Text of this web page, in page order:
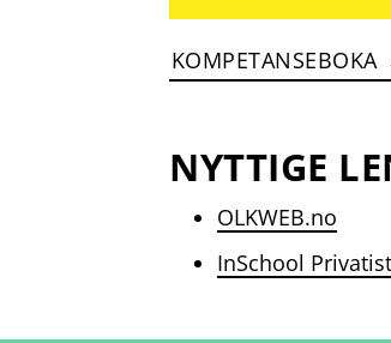
KOMPETANSEBOKA
NYTTIGE
OLKWEB.no
InSchool Privatist